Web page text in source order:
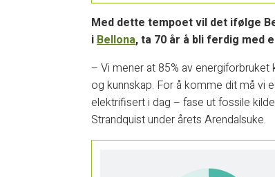
Med dette tempoet vil det ifølge
iBellona, ta 70 år å bli ferdig med
– Vi mener at 85% av
og kunnskap. For å komme dit må vi
elektrifisert i dag – fase ut fossile
Strandquist under årets Arendalsuke.